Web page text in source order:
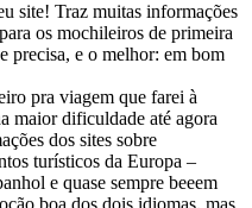
site! Traz muitas informações
os mochileiros de primeira
precisa, e o melhor: em bom
pra viagem que farei à
maior dificuldade até agora
dos sites sobre
turísticos da Europa –
e quase sempre beeem